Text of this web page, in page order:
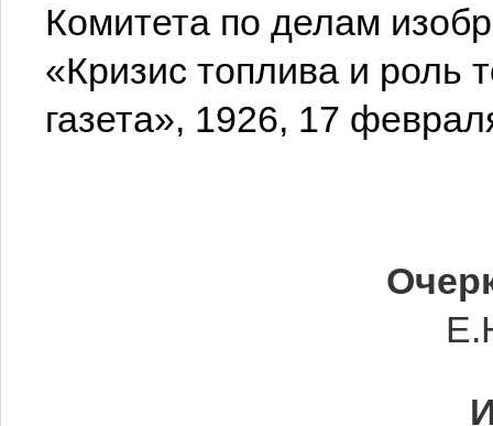
Комитета по делам
«Кризис топлива и роль
газета», 1926, 17